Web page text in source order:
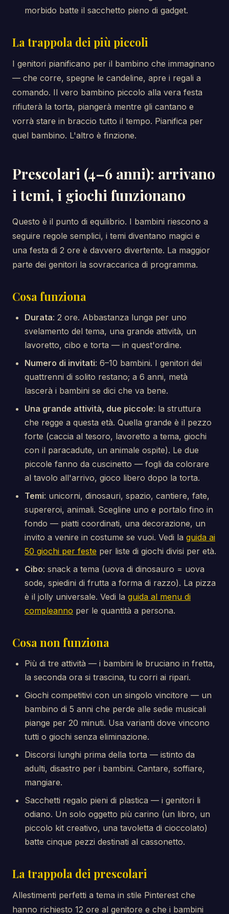
morbido batte il sacchetto pieno di gadget.
La trappola dei più piccoli
I genitori pianificano per il bambino che immaginano
— che corre, spegne le candeline, apre i regali a
comando. Il vero bambino piccolo alla vera festa
rifiuterà la torta, piangerà mentre gli cantano e
vorrà stare in braccio tutto il tempo. Pianifica per
quel bambino. L'altro è finzione.
Prescolari (4–6 anni): arrivano
i temi, i giochi funzionano
Questo è il punto di equilibrio. I bambini riescono a
seguire regole semplici, i temi diventano magici e
una festa di 2 ore è davvero divertente. La maggior
parte dei genitori la sovraccarica di programma.
Cosa funziona
Durata: 2 ore. Abbastanza lunga per uno
svelamento del tema, una grande attività, un
lavoretto, cibo e torta — in quest'ordine.
Numero di invitati: 6–10 bambini. I genitori dei
quattrenni di solito restano; a 6 anni, metà
lascerà i bambini se dici che va bene.
Una grande attività, due piccole: la struttura
che regge a questa età. Quella grande è il pezzo
forte (caccia al tesoro, lavoretto a tema, giochi
con il paracadute, un animale ospite). Le due
piccole fanno da cuscinetto — fogli da colorare
al tavolo all'arrivo, gioco libero dopo la torta.
Temi: unicorni, dinosauri, spazio, cantiere, fate,
supereroi, animali. Scegline uno e portalo fino in
fondo — piatti coordinati, una decorazione, un
invito a venire in costume se vuoi. Vedi la guida ai
50 giochi per feste per liste di giochi divisi per età.
Cibo: snack a tema (uova di dinosauro = uova
sode, spiedini di frutta a forma di razzo). La pizza
è il jolly universale. Vedi la guida al menu di
compleanno per le quantità a persona.
Cosa non funziona
Più di tre attività — i bambini le bruciano in fretta,
la seconda ora si trascina, tu corri ai ripari.
Giochi competitivi con un singolo vincitore — un
bambino di 5 anni che perde alle sedie musicali
piange per 20 minuti. Usa varianti dove vincono
tutti o giochi senza eliminazione.
Discorsi lunghi prima della torta — istinto da
adulti, disastro per i bambini. Cantare, soffiare,
mangiare.
Sacchetti regalo pieni di plastica — i genitori li
odiano. Un solo oggetto più carino (un libro, un
piccolo kit creativo, una tavoletta di cioccolato)
batte cinque pezzi destinati al cassonetto.
La trappola dei prescolari
Allestimenti perfetti a tema in stile Pinterest che
hanno richiesto 12 ore al genitore e che i bambini